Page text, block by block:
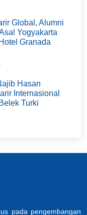
Global, Alumni
Yogyakarta
Granada
Hasan
Internasional
Turki
pada pengembangan